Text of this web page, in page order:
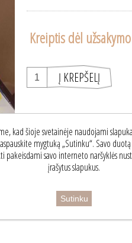
Kreiptis dėl užsakymo
kad šioje svetainėje naudojami
mygtuką „Sutinku“. Savo
pakeisdami savo interneto naršyklės
įrašytus slapukus.
Sutinku